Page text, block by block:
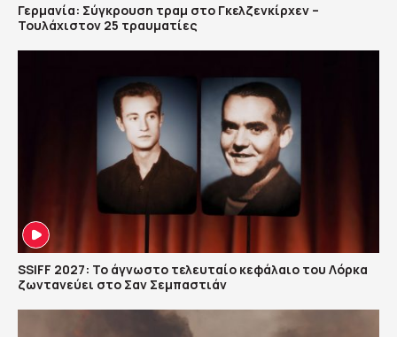
Γερμανία: Σύγκρουση τραμ στο Γκελζενκίρχεν –
Τουλάχιστον 25 τραυματίες
SSIFF 2027: Το άγνωστο τελευταίο κεφάλαιο του Λόρκα
ζωντανεύει στο Σαν Σεμπαστιάν